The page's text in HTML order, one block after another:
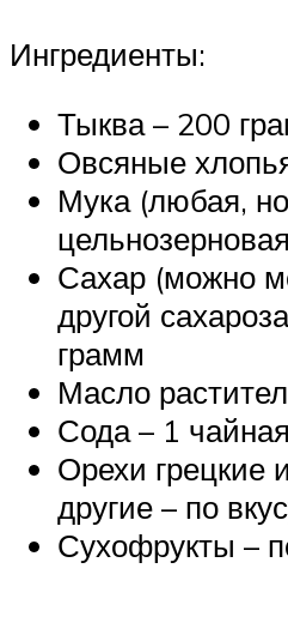
Ингредиенты:
Тыква – 200
Овсяные
Мука (любая,
Сахар (можно
другой
грамм
Масло
Сода – 1
Орехи грецкие
другие – по
Сухофрукты –